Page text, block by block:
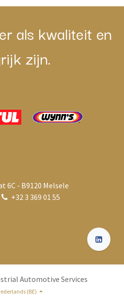
als kwaliteit en
zijn.
6C - B9120 Melsele
+32 3 369 01 55
Automotive Services
(BE)